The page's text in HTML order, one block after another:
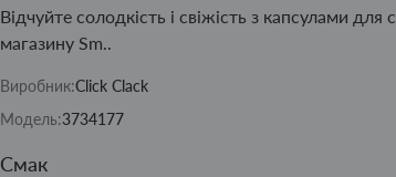
Відчуйте солодкість і свіжість з капсулами для
магазину Sm..
Виробник:Click Clack
Модель:3734177
Смак